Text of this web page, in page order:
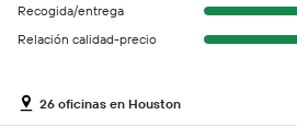
Recogida/entrega
Relación calidad-precio
26 oficinas en Houston